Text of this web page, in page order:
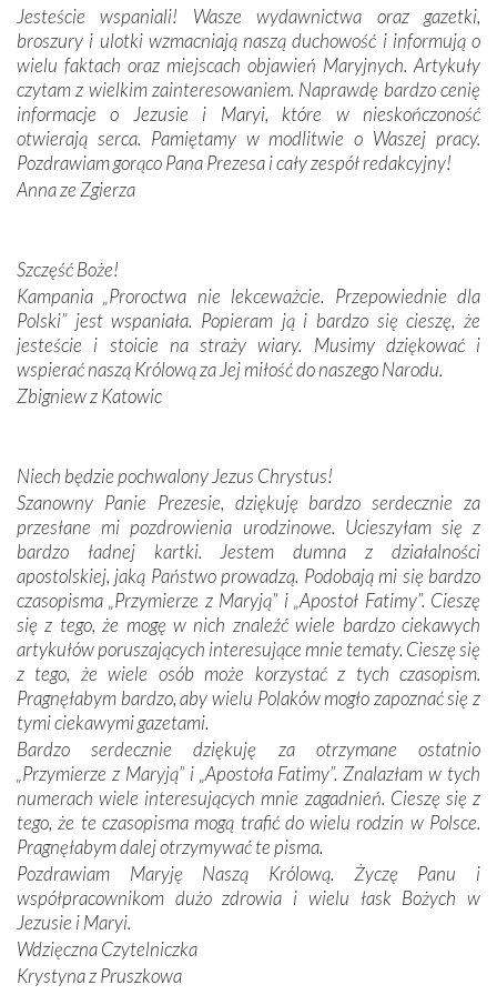
Podążyliśmy też śladami fatimskich wizjonerów – Łucji
dos Santos oraz świętych Hiacynty i Franciszka Marto.
Modliliśmy się przy ich grobach. Odprawiliśmy Drogę
Krzyżową w ich rodzinnych stronach, odwiedziliśmy
domy, w których żyli.
W miejscu objawień Matki Bożej zapaliliśmy świece
Podczas tej kilkudniowej wyprawy na każdym kroku
spotykaliśmy się z serdeczną otwartością
Portugalczyków. Podziwialiśmy ich ludową sztukę i
zwyczaje. Mimo że nasze kraje są od siebie bardzo
oddalone, w żaden sposób nie czuliśmy się obco.
Sprawiła to oczywiście sama Matka Boża, ale też
kulturowa bliskość biorąca swój początek w naszej
mieliśmy okazję przekonać się, że Maryja swoją opieką
otacza nie tylko nasz naród, lecz wszystkie nacje, które
się Jej ufnie oddają, a także każdą osobę, która zawierza
Jej siebie oraz swych bliskich.
Dzieje Portugalii to również historia wierności Bogu i
odstępstw, także w życiu władców. Trudne momenty w
wymiarze tak osobistym, jak i zbiorowym, przypominają o
konieczności ciągłego zabiegania o własną duszę i o łaskę
Opatrzności. Wierność przynosi pomyślność –
przynajmniej w życiu duchowym. Odstępstwo owocuje
nieszczęściem i śmiercią. Te uniwersalne prawdy
przychodziły na myśl, gdy słuchaliśmy opowieści
przewodników o portugalskich monarchach i wodzach,
zwycięskich bitwach i nieszczęśliwych losach grzesznych
kochanków.
Byli tym razem pośród Apostołów Fatimy reprezentanci
każdego spośród żyjących pokoleń. Najmłodszy uczestnik
liczył sobie 13 lat, zaś senior, pan Zdzisław – już 94.
Całe życie marzyłem, by tu przyjechać
Jesteście wspaniali! Wasze wydawnictwa oraz gazetki,
broszury i ulotki wzmacniają naszą duchowość i informują o
wielu faktach oraz miejscach objawień Maryjnych. Artykuły
czytam z wielkim zainteresowaniem. Naprawdę bardzo cenię
informacje o Jezusie i Maryi, które w nieskończoność
otwierają serca. Pamiętamy w modlitwie o Waszej pracy.
Pozdrawiam gorąco Pana Prezesa i cały zespół redakcyjny!
Anna ze Zgierza
Szczęść Boże!
Kampania „Proroctwa nie lekceważcie. Przepowiednie dla
Polski” jest wspaniała. Popieram ją i bardzo się cieszę, że
jesteście i stoicie na straży wiary. Musimy dziękować i
wspierać naszą Królową za Jej miłość do naszego Narodu.
Zbigniew z Katowic
Niech będzie pochwalony Jezus Chrystus!
Szanowny Panie Prezesie, dziękuję bardzo serdecznie za
przesłane mi pozdrowienia urodzinowe. Ucieszyłam się z
bardzo ładnej kartki. Jestem dumna z działalności
apostolskiej, jaką Państwo prowadzą. Podobają mi się bardzo
czasopisma „Przymierze z Maryją” i „Apostoł Fatimy”. Cieszę
się z tego, że mogę w nich znaleźć wiele bardzo ciekawych
artykułów poruszających interesujące mnie tematy. Cieszę się
z tego, że wiele osób może korzystać z tych czasopism.
Pragnęłabym bardzo, aby wielu Polaków mogło zapoznać się z
tymi ciekawymi gazetami.
Bardzo serdecznie dziękuję za otrzymane ostatnio
„Przymierze z Maryją” i „Apostoła Fatimy”. Znalazłam w tych
numerach wiele interesujących mnie zagadnień. Cieszę się z
tego, że te czasopisma mogą trafić do wielu rodzin w Polsce.
Pragnęłabym dalej otrzymywać te pisma.
Pozdrawiam Maryję Naszą Królową. Życzę Panu i
współpracownikom dużo zdrowia i wielu łask Bożych w
Jezusie i Maryi.
Wdzięczna Czytelniczka
Krystyna z Pruszkowa